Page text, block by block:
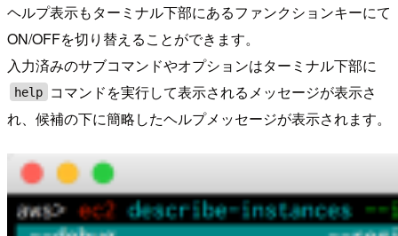
ヘルプ表示もターミナル下部にあるファンクションキーにて
ON/OFFを切り替えることができます。
入力済みのサブコマンドやオプションはターミナル下部に
help
コマンドを実行して表示されるメッセージが表示さ
れ、候補の下に簡略したヘルプメッセージが表示されます。